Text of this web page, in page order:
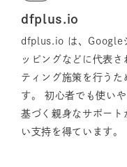
dfplus.io
dfplus.io は、Google
ッピングなどに代表
ティング施策を行う
す。 初心者でも使い
基づく親身なサポート
い支持を得ています。